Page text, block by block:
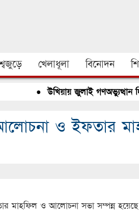
খেলাধূলা বিনোদন
উখিয়ায় জুলাই গণঅভ্যুত্থান
ও ইফতার
মাহফিল ও আলোচনা সভা সম্পন্ন